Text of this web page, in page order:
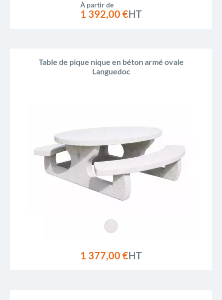
À partir de
1 392,00 €HT
Table de pique nique en béton armé ovale
Languedoc
1 377,00 €HT